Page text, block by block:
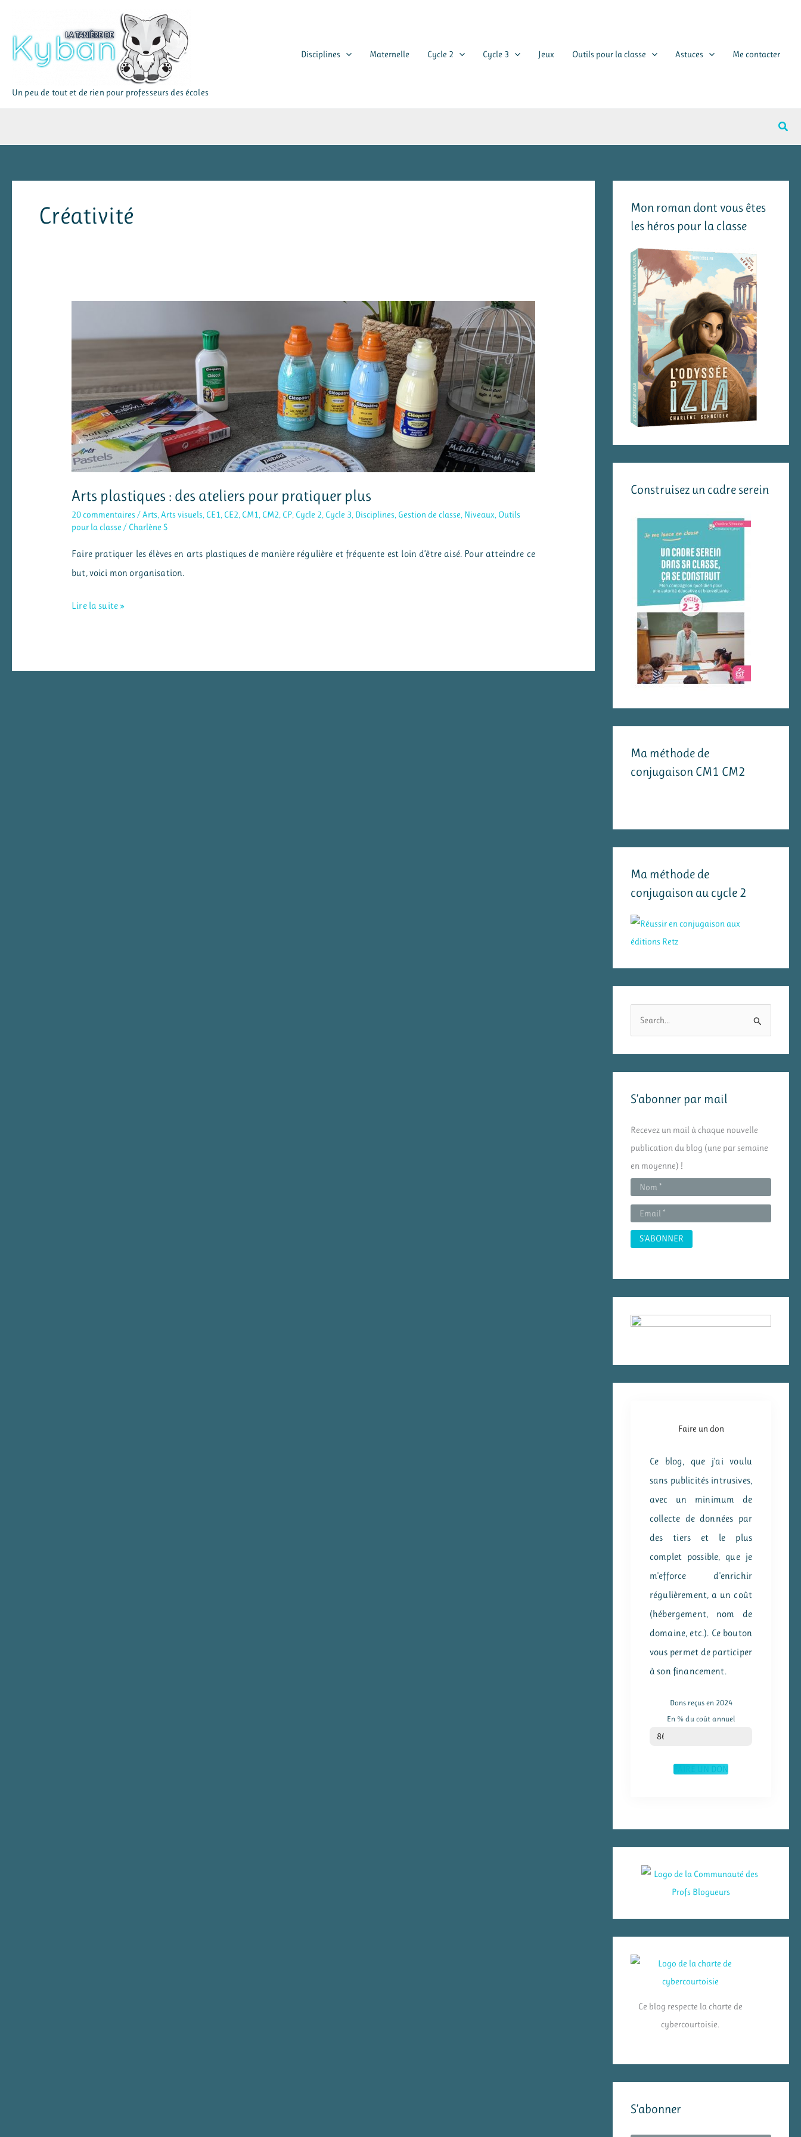
contenu
Un peu de tout et de rien pour professeurs des écoles
Disciplines Maternelle Cycle 2 Cycle 3 Jeux Outils pour la classe Astuces Me contacter
Créativité
Arts plastiques : des ateliers pour pratiquer plus
20 commentaires/Arts,Arts visuels, CE1, CE2, CM1, CM2, CP, Cycle 2, Cycle 3, Disciplines, Gestion de classe, Niveaux, Outils
pour la classe / Charlène S
Faire pratiquer les élèves en arts plastiques de manière régulière et fréquente est loin d’être aisé. Pour atteindre ce
but, voici mon organisation.
Arts
Lire la suite »
Mon roman dont vous êtes
les héros pour la classe
Construisez un cadre serein
Ma méthode de
conjugaison CM1 CM2
Ma méthode de
conjugaison au cycle 2
r
e
:
S’abonner par mail
Recevez un mail à chaque nouvelle
publication du blog (une par semaine
en moyenne) !
Faire un don
Ce blog, que j'ai voulu
sans publicités intrusives,
avec un minimum de
collecte de données par
des tiers et le plus
complet possible, que je
m'efforce d'enrichir
régulièrement, a un coût
(hébergement, nom de
domaine, etc.). Ce bouton
vous permet de participer
à son financement.
Dons reçus en 2024
En % du coût annuel
% du coût annuel
86
FAIRE UN DON
Ce blog respecte la charte de
cybercourtoisie.
S’abonner